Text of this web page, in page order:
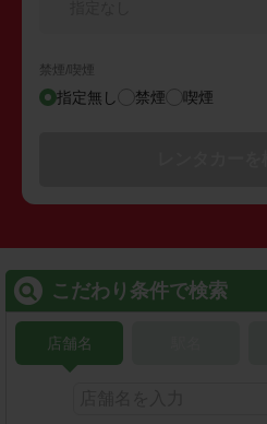
禁煙/喫煙
指定無し 禁煙 喫煙
こだわり条件で検索
店舗名